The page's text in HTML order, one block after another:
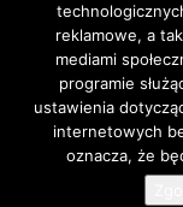
Nota prawna
©
reklamowe, a
mediami
programie
ustawienia
internetowych
oznacza, że